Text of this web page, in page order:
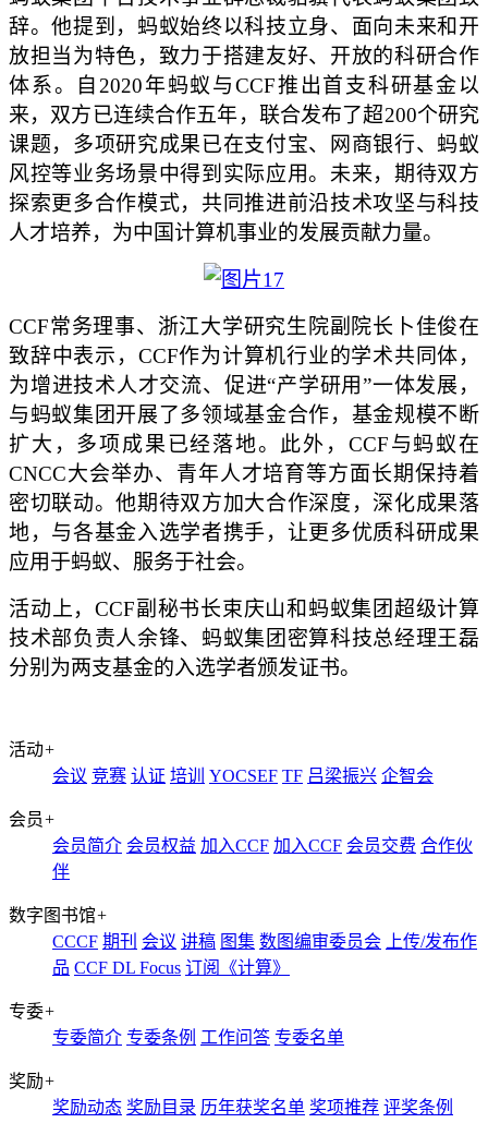
辞。他提到，蚂蚁始终以科技立身、面向未来和开
放担当为特色，致力于搭建友好、开放的科研合作
体系。自2020年蚂蚁与CCF推出首支科研基金以
来，双方已连续合作五年，联合发布了超200个研究
课题，多项研究成果已在支付宝、网商银行、蚂蚁
风控等业务场景中得到实际应用。未来，期待双方
探索更多合作模式，共同推进前沿技术攻坚与科技
人才培养，为中国计算机事业的发展贡献力量。
CCF常务理事、浙江大学研究生院副院长卜佳俊在
致辞中表示，CCF作为计算机行业的学术共同体，
为增进技术人才交流、促进“产学研用”一体发展，
与蚂蚁集团开展了多领域基金合作，基金规模不断
扩大，多项成果已经落地。此外，CCF与蚂蚁在
CNCC大会举办、青年人才培育等方面长期保持着
密切联动。他期待双方加大合作深度，深化成果落
地，与各基金入选学者携手，让更多优质科研成果
应用于蚂蚁、服务于社会。
活动上， CCF副秘书长束庆山和蚂蚁集团超级计算
技术部负责人余锋、蚂蚁集团密算科技总经理王磊
分别为两支基金的入选学者颁发证书。
活动+
会议 竞赛 认证 培训 YOCSEF TF 吕梁振兴 企智会
会员+
会员简介 会员权益 加入CCF 加入CCF 会员交费 合作伙
伴
数字图书馆+
CCCF 期刊 会议 讲稿 图集 数图编审委员会
上传/发布作
品 CCF DL Focus 订阅《计算》
专委+
专委简介 专委条例 工作问答 专委名单
奖励+
奖励动态 奖励目录 历年获奖名单 奖项推荐 评奖条例